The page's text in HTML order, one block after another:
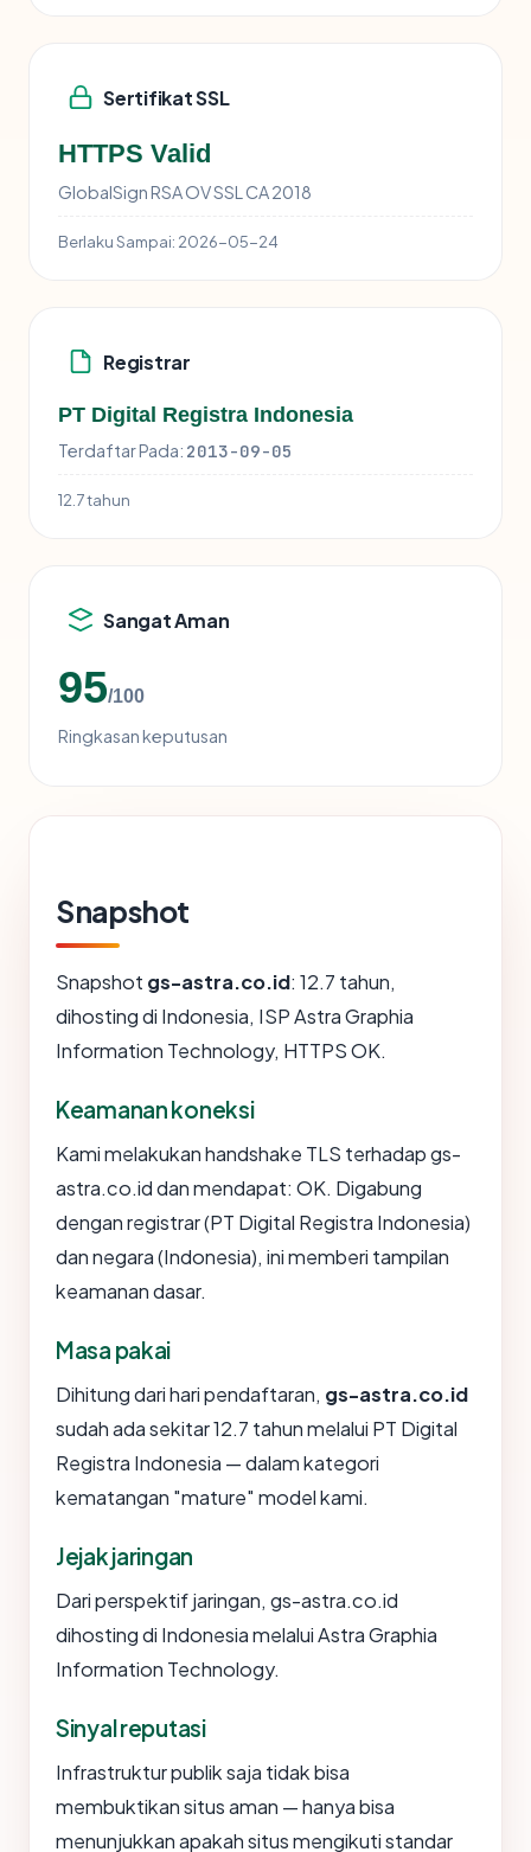
Sertifikat SSL
HTTPS Valid
GlobalSign RSA OV SSL CA 2018
Berlaku Sampai: 2026-05-24
Registrar
PT Digital Registra Indonesia
Terdaftar Pada: 2013-09-05
12.7 tahun
Sangat Aman
95/100
Ringkasan keputusan
Snapshot
Snapshot gs-astra.co.id: 12.7 tahun,
dihosting di Indonesia, ISP Astra Graphia
Information Technology, HTTPS OK.
Keamanan koneksi
Kami melakukan handshake TLS terhadap gs-
astra.co.id dan mendapat: OK. Digabung
dengan registrar (PT Digital Registra Indonesia)
dan negara (Indonesia), ini memberi tampilan
keamanan dasar.
Masa pakai
Dihitung dari hari pendaftaran, gs-astra.co.id
sudah ada sekitar 12.7 tahun melalui PT Digital
Registra Indonesia — dalam kategori
kematangan "mature" model kami.
Jejak jaringan
Dari perspektif jaringan, gs-astra.co.id
dihosting di Indonesia melalui Astra Graphia
Information Technology.
Sinyal reputasi
Infrastruktur publik saja tidak bisa
membuktikan situs aman — hanya bisa
menunjukkan apakah situs mengikuti standar